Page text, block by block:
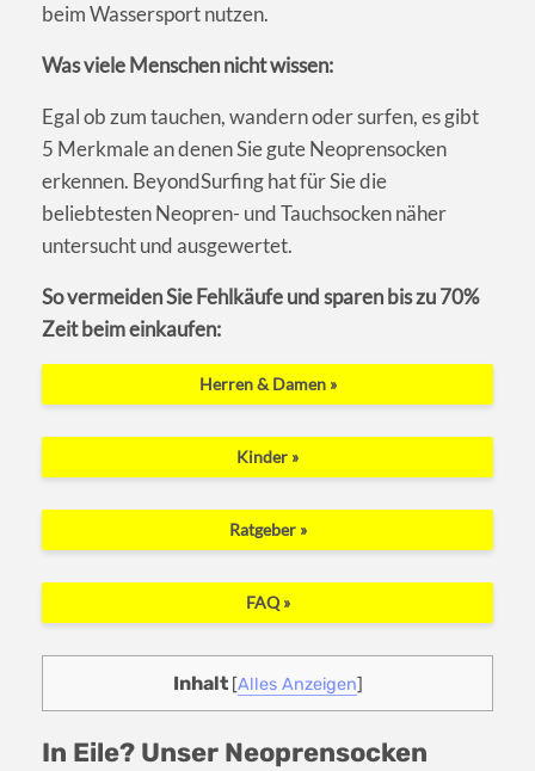
beim Wassersport nutzen.
Was viele Menschen nicht wissen:
Egal ob zum tauchen, wandern oder surfen, es gibt
5 Merkmale an denen Sie gute Neoprensocken
erkennen. BeyondSurfing hat für Sie die
beliebtesten Neopren- und Tauchsocken näher
untersucht und ausgewertet.
So vermeiden Sie Fehlkäufe und sparen bis zu 70%
Zeit beim einkaufen:
Herren & Damen »
Kinder »
Ratgeber »
FAQ »
Inhalt [Alles Anzeigen]
In Eile? Unser Neoprensocken